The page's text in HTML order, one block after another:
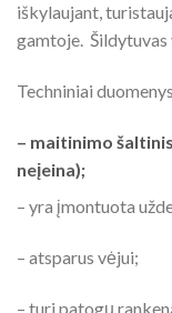
iškylaujant,
gamtoje.
Techniniai
– maitinimo
neįeina);
– yra įmontuota
– atsparus vėjui;
– turi patogų